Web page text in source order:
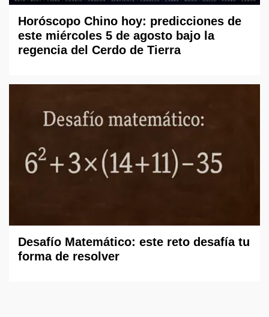
Horóscopo Chino hoy: predicciones de
este miércoles 5 de agosto bajo la
regencia del Cerdo de Tierra
Desafío Matemático: este reto desafía tu
forma de resolver